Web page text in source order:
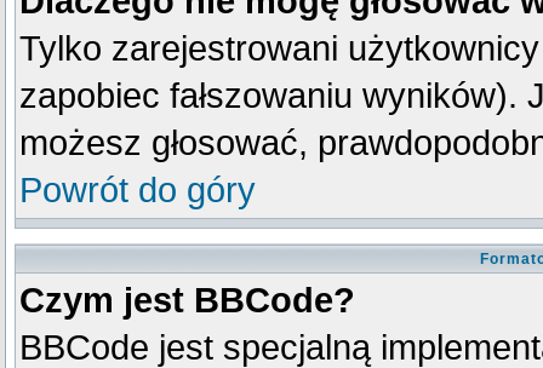
Tylko zarejestrowani
zapobiec fałszowaniu wyników).
możesz głosować,
Powrót do góry
Czym jest BBCode?
BBCode jest specjalną